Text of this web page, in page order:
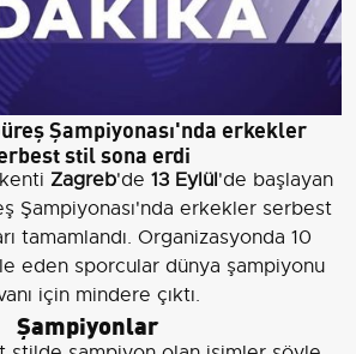
Şampiyonası'nda erkekler
stil sona erdi
Zagreb'de 13 Eylül'de başlayan
Şampiyonası'nda erkekler serbest
tamamlandı. Organizasyonda 10
eden sporcular dünya şampiyonu
için mindere çıktı.
Şampiyonlar